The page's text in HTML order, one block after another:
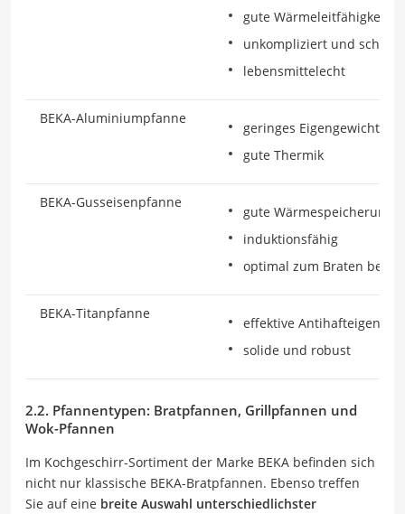
gute Wärmeleitfähigkeit
unkompliziert und
lebensmittelecht
BEKA-Aluminiumpfanne
geringes Eigengewicht
gute Thermik
BEKA-Gusseisenpfanne
gute Wärmespeicherung
induktionsfähig
optimal zum Braten bei
BEKA-Titanpfanne
effektive
solide und robust
2.2. Pfannentypen: Bratpfannen, Grillpfannen und
Wok-Pfannen
Im Kochgeschirr-Sortiment der Marke BEKA befinden sich
nicht nur klassische BEKA-Bratpfannen. Ebenso treffen
Sie auf eine breite Auswahl unterschiedlichster